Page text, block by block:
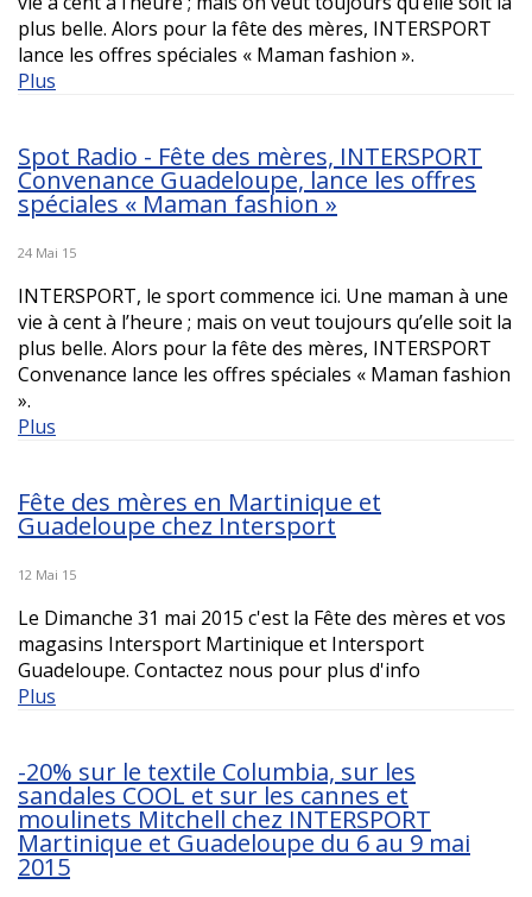
plus belle. Alors pour la fête des mères, INTERSPORT
lance les offres spéciales « Maman fashion ».
Plus
Spot Radio - Fête des mères, INTERSPORT
Convenance Guadeloupe, lance les offres
spéciales « Maman fashion »
24 Mai 15
INTERSPORT, le sport commence ici. Une maman à une
vie à cent à l’heure ; mais on veut toujours qu’elle soit la
plus belle. Alors pour la fête des mères, INTERSPORT
Convenance lance les offres spéciales « Maman fashion
».
Plus
Fête des mères en Martinique et
Guadeloupe chez Intersport
12 Mai 15
Le Dimanche 31 mai 2015 c'est la Fête des mères et vos
magasins Intersport Martinique et Intersport
Guadeloupe. Contactez nous pour plus d'info
Plus
-20% sur le textile Columbia, sur les
sandales COOL et sur les cannes et
moulinets Mitchell chez INTERSPORT
Martinique et Guadeloupe du 6 au 9 mai
2015